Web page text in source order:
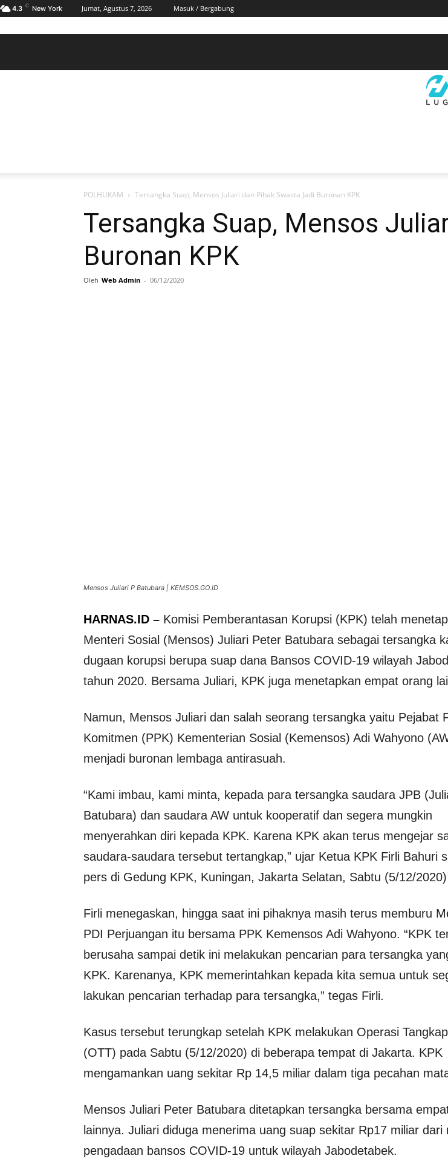
4.3 C New York Jumat, Agustus 7, 2026
Masuk / Bergabung
POLHUKAM Tersangka Suap, Mensos Juliari dan Pihak Swasta Jadi Buronan KPK
Tersangka Suap, Mensos
Buronan KPK
Oleh Web Admin - 06/12/2020
Mensos Juliari P Batubara | KEMSOS.GO.ID
HARNAS.ID – Komisi Pemberantasan Korupsi (KPK) telah
Menteri Sosial (Mensos) Juliari Peter Batubara sebagai tersangka
dugaan korupsi berupa suap dana Bansos COVID-19 wilayah
tahun 2020. Bersama Juliari, KPK juga menetapkan empat orang
Namun, Mensos Juliari dan salah seorang tersangka yaitu Pejabat
Komitmen (PPK) Kementerian Sosial (Kemensos) Adi Wahyono
menjadi buronan lembaga antirasuah.
“Kami imbau, kami minta, kepada para tersangka saudara JPB
Batubara) dan saudara AW untuk kooperatif dan segera mungkin
menyerahkan diri kepada KPK. Karena KPK akan terus mengejar
saudara-saudara tersebut tertangkap,” ujar Ketua KPK Firli Bahuri
pers di Gedung KPK, Kuningan, Jakarta Selatan, Sabtu (5/12/
Firli menegaskan, hingga saat ini pihaknya masih terus memburu
PDI Perjuangan itu bersama PPK Kemensos Adi Wahyono. “KPK
berusaha sampai detik ini melakukan pencarian para tersangka
KPK. Karenanya, KPK memerintahkan kepada kita semua untuk
lakukan pencarian terhadap para tersangka,” tegas Firli.
Kasus tersebut terungkap setelah KPK melakukan Operasi
(OTT) pada Sabtu (5/12/2020) di beberapa tempat di Jakarta.
mengamankan uang sekitar Rp 14,5 miliar dalam tiga pecahan
Mensos Juliari Peter Batubara ditetapkan tersangka bersama
lainnya. Juliari diduga menerima uang suap sekitar Rp17 miliar dari
pengadaan bansos COVID-19 untuk wilayah Jabodetabek.